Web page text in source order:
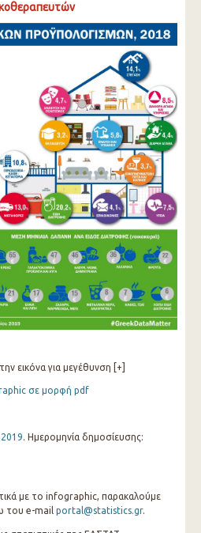
εικόνα για μεγέθυνση [+]
σε μορφή pdf
. Ημερομηνία δημοσίευσης:
με το infographic, παρακαλούμε
του e-mail portal@statistics.gr.